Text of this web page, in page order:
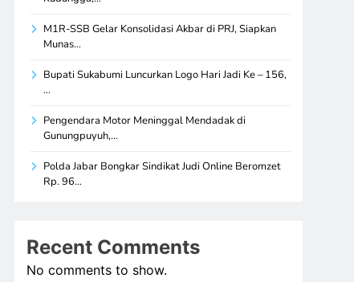
M1R-SSB Gelar Konsolidasi Akbar di PRJ, Siapkan
Munas…
Bupati Sukabumi Luncurkan Logo Hari Jadi Ke – 156,
…
Pengendara Motor Meninggal Mendadak di
Gunungpuyuh,…
Polda Jabar Bongkar Sindikat Judi Online Beromzet
Rp. 96…
Recent Comments
No comments to show.